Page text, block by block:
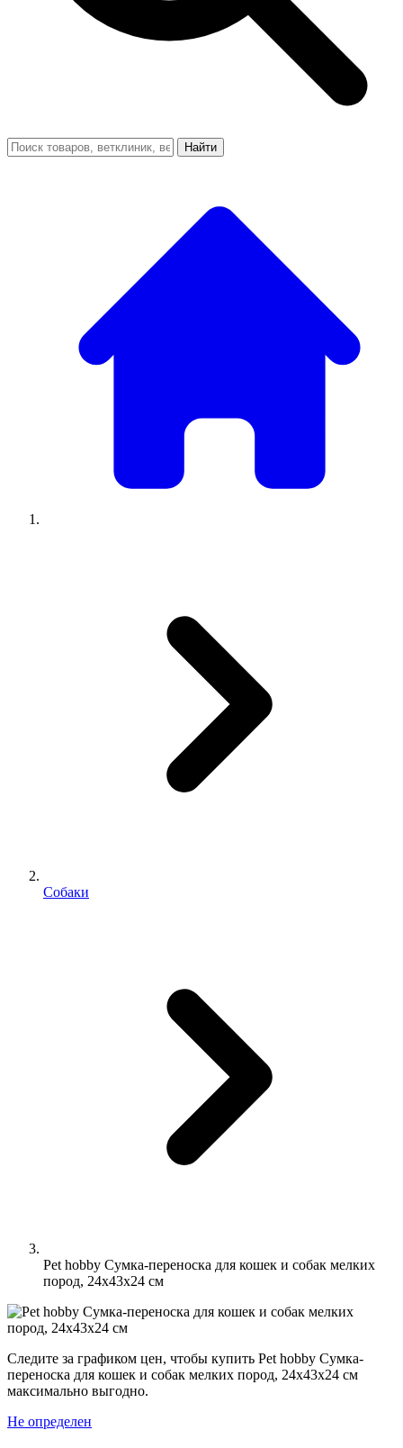
Найти
Собаки
Pet hobby Сумка-переноска для кошек и собак мелких
пород, 24x43x24 см
Следите за графиком цен, чтобы купить Pet hobby Сумка-
переноска для кошек и собак мелких пород, 24x43x24 см
максимально выгодно.
Не определен